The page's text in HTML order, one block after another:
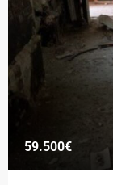
59.500€